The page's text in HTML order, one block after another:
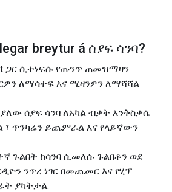
breytur á ሰያፍ ሳንባ?
ጋር ሲተነፍሱ የጡንጥ ጠመዝማዛን
ለማሳተፍ እና ሚዛንዎን ለማሻሻል
ያለው ሰያፍ ሳንባ ለአካል ብቃት እንቅስቃሴ
ጥንካሬን ይጨምራል እና የላይኛውን
ጉልበት ከሳንባ ሲመለሱ ጉልበቶን ወደ
ንጥረ ነገር በመጨመር እና የሂፕ
ያካትታል.